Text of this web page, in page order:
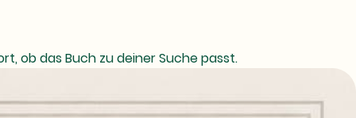
ob das Buch zu deiner Suche passt.